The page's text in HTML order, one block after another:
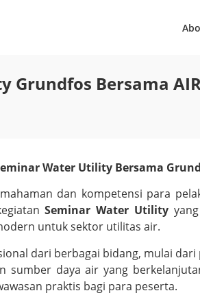
Grundfos Bersama
Water Utility Bersama
dan kompetensi para
Seminar Water Utilityyang
untuk sektor utilitas air.
dari berbagai bidang, mulai
sumber daya air yang
praktis bagi para peserta.